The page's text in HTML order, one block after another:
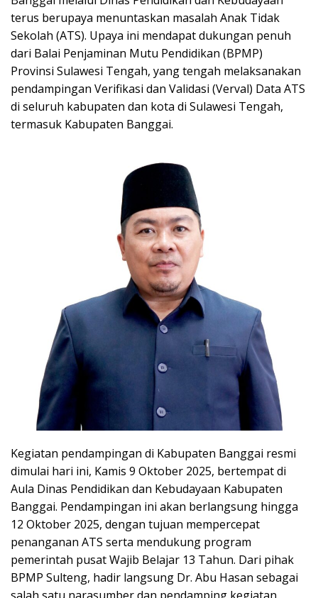
terus berupaya menuntaskan masalah Anak Tidak
Sekolah (ATS). Upaya ini mendapat dukungan penuh
dari Balai Penjaminan Mutu Pendidikan (BPMP)
Provinsi Sulawesi Tengah, yang tengah melaksanakan
pendampingan Verifikasi dan Validasi (Verval) Data ATS
di seluruh kabupaten dan kota di Sulawesi Tengah,
termasuk Kabupaten Banggai.
Kegiatan pendampingan di Kabupaten Banggai resmi
dimulai hari ini, Kamis 9 Oktober 2025, bertempat di
Aula Dinas Pendidikan dan Kebudayaan Kabupaten
Banggai. Pendampingan ini akan berlangsung hingga
12 Oktober 2025, dengan tujuan mempercepat
penanganan ATS serta mendukung program
pemerintah pusat Wajib Belajar 13 Tahun. Dari pihak
BPMP Sulteng, hadir langsung Dr. Abu Hasan sebagai